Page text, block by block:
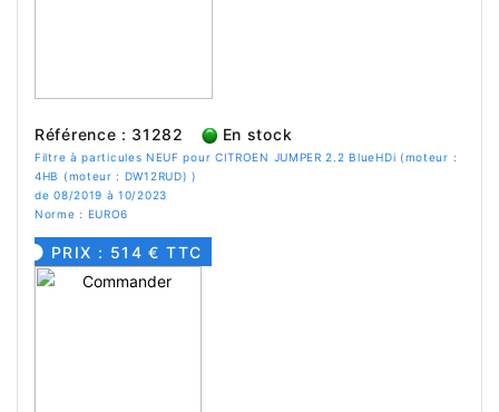
Référence : 31282 En stock
Filtre à particules NEUF pour CITROEN JUMPER 2.2 BlueHDi (moteur :
4HB (moteur : DW12RUD) )
de 08/2019 à 10/2023
Norme : EURO6
PRIX : 514 € TTC